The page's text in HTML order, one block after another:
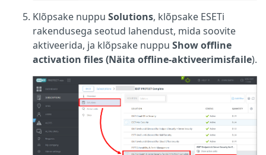
Klõpsake nuppu Solutions, klõpsake ESETi
rakendusega seotud lahendust, mida soovite
aktiveerida, ja klõpsake nuppu Show offline
activation files (Näita offline-aktiveerimisfaile).